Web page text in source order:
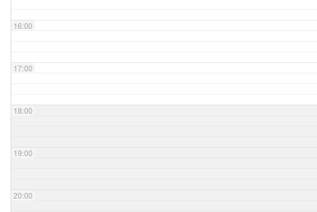
16:00
17:00
18:00
19:00
20:00